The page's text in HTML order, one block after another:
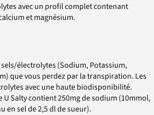
avec un profil complet contenant
et magnésium.
électrolytes (Sodium, Potassium,
que vous perdez par la transpiration. Les
avec une haute biodisponibilité.
U Salty contient 250mg de sodium (10mmol,
en sel de 2,5 dl de sueur).